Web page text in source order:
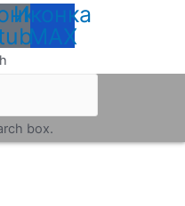
Иконка
MAX
box.